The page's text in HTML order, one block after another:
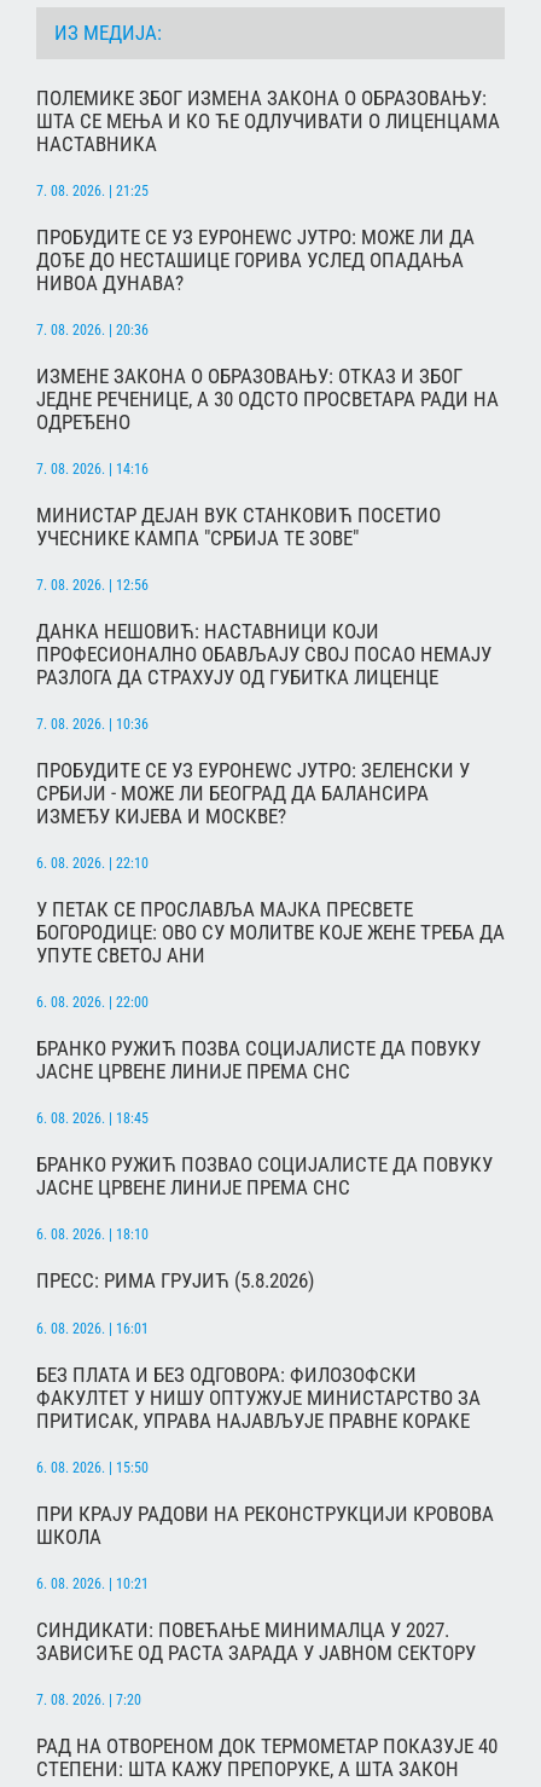
ИЗ МЕДИЈА:
ПОЛЕМИКЕ ЗБОГ ИЗМЕНА ЗАКОНА О ОБРАЗОВАЊУ:
ШТА СЕ МЕЊА И КО ЋЕ ОДЛУЧИВАТИ О ЛИЦЕНЦАМА
НАСТАВНИКА
7. 08. 2026. | 21:25
ПРОБУДИТЕ СЕ УЗ ЕУРОНЕWС ЈУТРО: МОЖЕ ЛИ ДА
ДОЂЕ ДО НЕСТАШИЦЕ ГОРИВА УСЛЕД ОПАДАЊА
НИВОА ДУНАВА?
7. 08. 2026. | 20:36
ИЗМЕНЕ ЗАКОНА О ОБРАЗОВАЊУ: ОТКАЗ И ЗБОГ
ЈЕДНЕ РЕЧЕНИЦЕ, А 30 ОДСТО ПРОСВЕТАРА РАДИ НА
ОДРЕЂЕНО
7. 08. 2026. | 14:16
МИНИСТАР ДЕЈАН ВУК СТАНКОВИЋ ПОСЕТИО
УЧЕСНИКЕ КАМПА "СРБИЈА ТЕ ЗОВЕ"
7. 08. 2026. | 12:56
ДАНКА НЕШОВИЋ: НАСТАВНИЦИ КОЈИ
ПРОФЕСИОНАЛНО ОБАВЉАЈУ СВОЈ ПОСАО НЕМАЈУ
РАЗЛОГА ДА СТРАХУЈУ ОД ГУБИТКА ЛИЦЕНЦЕ
7. 08. 2026. | 10:36
ПРОБУДИТЕ СЕ УЗ ЕУРОНЕWС ЈУТРО: ЗЕЛЕНСКИ У
СРБИЈИ - МОЖЕ ЛИ БЕОГРАД ДА БАЛАНСИРА
ИЗМЕЂУ КИЈЕВА И МОСКВЕ?
6. 08. 2026. | 22:10
У ПЕТАК СЕ ПРОСЛАВЉА МАЈКА ПРЕСВЕТЕ
БОГОРОДИЦЕ: ОВО СУ МОЛИТВЕ КОЈЕ ЖЕНЕ ТРЕБА ДА
УПУТЕ СВЕТОЈ АНИ
6. 08. 2026. | 22:00
БРАНКО РУЖИЋ ПОЗВА СОЦИЈАЛИСТЕ ДА ПОВУКУ
ЈАСНЕ ЦРВЕНЕ ЛИНИЈЕ ПРЕМА СНС
6. 08. 2026. | 18:45
БРАНКО РУЖИЋ ПОЗВАО СОЦИЈАЛИСТЕ ДА ПОВУКУ
ЈАСНЕ ЦРВЕНЕ ЛИНИЈЕ ПРЕМА СНС
6. 08. 2026. | 18:10
ПРЕСС: РИМА ГРУЈИЋ (5.8.2026)
6. 08. 2026. | 16:01
БЕЗ ПЛАТА И БЕЗ ОДГОВОРА: ФИЛОЗОФСКИ
ФАКУЛТЕТ У НИШУ ОПТУЖУЈЕ МИНИСТАРСТВО ЗА
ПРИТИСАК, УПРАВА НАЈАВЉУЈЕ ПРАВНЕ КОРАКЕ
6. 08. 2026. | 15:50
ПРИ КРАЈУ РАДОВИ НА РЕКОНСТРУКЦИЈИ КРОВОВА
ШКОЛА
6. 08. 2026. | 10:21
СИНДИКАТИ: ПОВЕЋАЊЕ МИНИМАЛЦА У 2027.
ЗАВИСИЋЕ ОД РАСТА ЗАРАДА У ЈАВНОМ СЕКТОРУ
7. 08. 2026. | 7:20
РАД НА ОТВОРЕНОМ ДОК ТЕРМОМЕТАР ПОКАЗУЈЕ 40
СТЕПЕНИ: ШТА КАЖУ ПРЕПОРУКЕ, А ШТА ЗАКОН